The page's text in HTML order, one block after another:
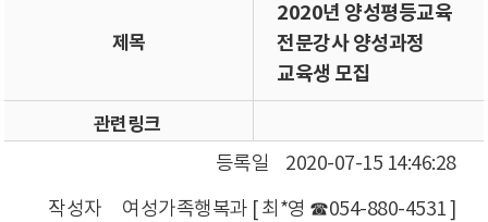
제목
2020년 양성평등교육
전문강사 양성과정
교육생 모집
관련링크
등록일
2020-07-15 14:46:28
작성자
여성가족행복과 [ 최*영 ☎054-880-4531 ]